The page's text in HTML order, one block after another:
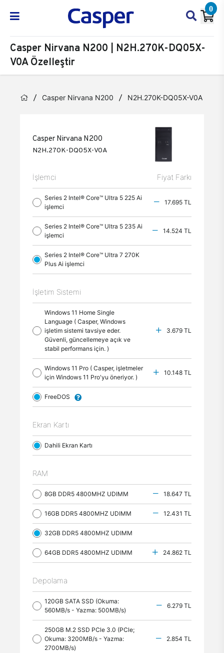
0
Casper Nirvana N200 | N2H.270K-DQ05X-
V0A Özelleştir
Casper Nirvana N200 N2H.270K-DQ05X-V0A
Casper Nirvana N200
N2H.270K-DQ05X-V0A
İşlemci Fiyat Farkı
Series 2 Intel® Core™ Ultra 5 225 Ai
işlemci
17.695 TL
Series 2 Intel® Core™ Ultra 5 235 Ai
işlemci
14.524 TL
Series 2 Intel® Core™ Ultra 7 270K
Plus Ai işlemci
İşletim Sistemi
Windows 11 Home Single
Language ( Casper, Windows
işletim sistemi tavsiye eder.
Güvenli, güncellemeye açık ve
stabil performans için. )
3.679 TL
Windows 11 Pro ( Casper, işletmeler
için Windows 11 Pro'yu öneriyor. )
10.148 TL
FreeDOS
Ekran Kartı
Dahili Ekran Kartı
RAM
8GB DDR5 4800MHZ UDIMM 18.647 TL
16GB DDR5 4800MHZ UDIMM 12.431 TL
32GB DDR5 4800MHZ UDIMM
64GB DDR5 4800MHZ UDIMM 24.862 TL
Depolama
120GB SATA SSD (Okuma:
560MB/s - Yazma: 500MB/s)
6.279 TL
250GB M.2 SSD PCle 3.0 (PCle;
Okuma: 3200MB/s - Yazma:
2700MB/s)
2.854 TL